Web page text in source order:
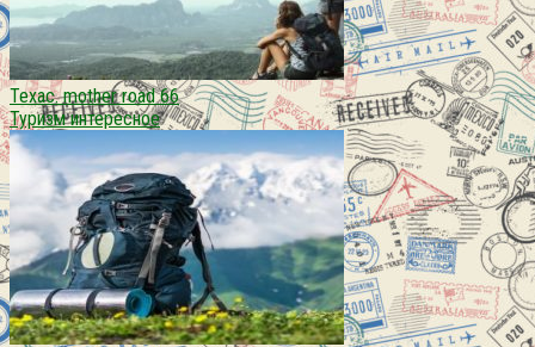
Техас. mother road 66
Туризм интересное